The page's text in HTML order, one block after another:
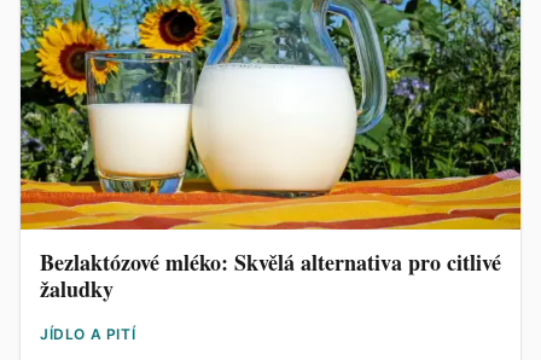
Bezlaktózové mléko: Skvělá alternativa pro citlivé
žaludky
JÍDLO A PITÍ